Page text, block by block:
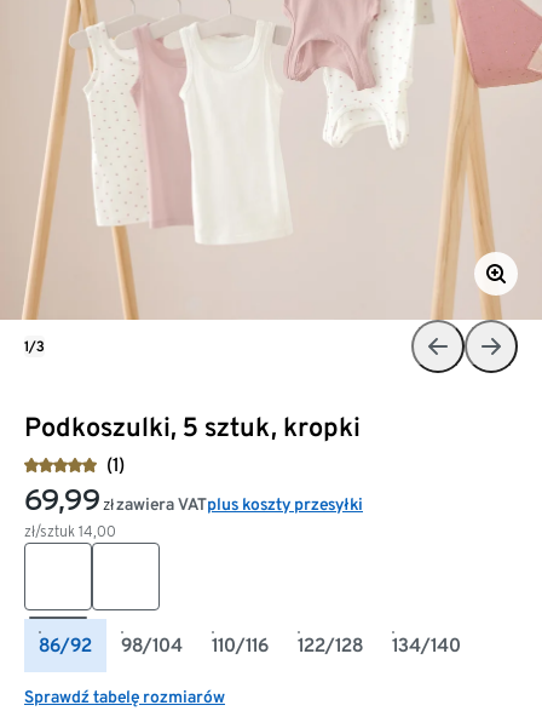
Podkoszulki, 5 sztuk, kropki
(1)
69,99 zł
zł/sztuk 14,00
zawiera VATplus koszty przesyłki
86/92 98/104 110/116 122/128 134/140
Sprawdź tabelę rozmiarów
1/3